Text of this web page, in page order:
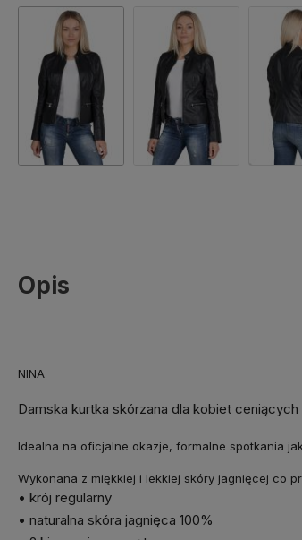
Opis
NINA
Damska kurtka skórzana dla kobiet
Idealna na oficjalne okazje, formalne spotkania
Wykonana z miękkiej i lekkiej skóry jagnięcej co
• krój regularny
• naturalna skóra jagnięca 100%